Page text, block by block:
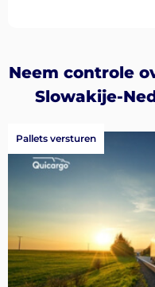
Aanmelden
Neem controle
Slowakije-
Pallets versturen